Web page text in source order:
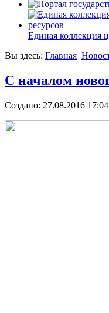
Единая коллекция
Вы здесь: Главная
С началом
Создано: 27.08.2016 17:04